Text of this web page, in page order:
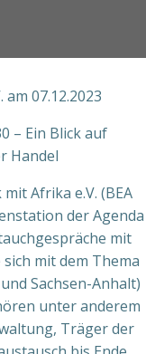
07.12.2023
– Ein Blick auf
Handel
Afrika e.V. (BEA
der Agenda
mit
mit dem Thema
Sachsen-Anhalt)
unter anderem
Träger der